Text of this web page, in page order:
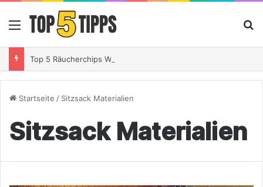
Menü
Startseite / Sitzsack Materialien
Sitzsack Materialien